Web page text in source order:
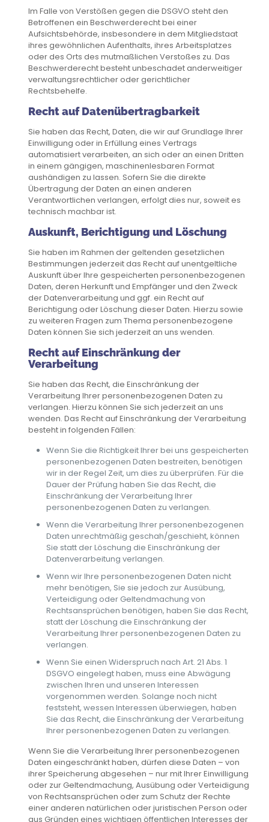
Im Falle von Verstößen gegen die DSGVO steht den
Betroffenen ein Beschwerderecht bei einer
Aufsichtsbehörde, insbesondere in dem Mitgliedstaat
ihres gewöhnlichen Aufenthalts, ihres Arbeitsplatzes
oder des Orts des mutmaßlichen Verstoßes zu. Das
Beschwerderecht besteht unbeschadet anderweitiger
verwaltungsrechtlicher oder gerichtlicher
Rechtsbehelfe.
Recht auf Daten­übertrag­barkeit
Sie haben das Recht, Daten, die wir auf Grundlage Ihrer
Einwilligung oder in Erfüllung eines Vertrags
automatisiert verarbeiten, an sich oder an einen Dritten
in einem gängigen, maschinenlesbaren Format
aushändigen zu lassen. Sofern Sie die direkte
Übertragung der Daten an einen anderen
Verantwortlichen verlangen, erfolgt dies nur, soweit es
technisch machbar ist.
Auskunft, Berichtigung und Löschung
Sie haben im Rahmen der geltenden gesetzlichen
Bestimmungen jederzeit das Recht auf unentgeltliche
Auskunft über Ihre gespeicherten personenbezogenen
Daten, deren Herkunft und Empfänger und den Zweck
der Datenverarbeitung und ggf. ein Recht auf
Berichtigung oder Löschung dieser Daten. Hierzu sowie
zu weiteren Fragen zum Thema personenbezogene
Daten können Sie sich jederzeit an uns wenden.
Recht auf Einschränkung der
Verarbeitung
Sie haben das Recht, die Einschränkung der
Verarbeitung Ihrer personenbezogenen Daten zu
verlangen. Hierzu können Sie sich jederzeit an uns
wenden. Das Recht auf Einschränkung der Verarbeitung
besteht in folgenden Fällen:
Wenn Sie die Richtigkeit Ihrer bei uns gespeicherten
personenbezogenen Daten bestreiten, benötigen
wir in der Regel Zeit, um dies zu überprüfen. Für die
Dauer der Prüfung haben Sie das Recht, die
Einschränkung der Verarbeitung Ihrer
personenbezogenen Daten zu verlangen.
Wenn die Verarbeitung Ihrer personenbezogenen
Daten unrechtmäßig geschah/geschieht, können
Sie statt der Löschung die Einschränkung der
Datenverarbeitung verlangen.
Wenn wir Ihre personenbezogenen Daten nicht
mehr benötigen, Sie sie jedoch zur Ausübung,
Verteidigung oder Geltendmachung von
Rechtsansprüchen benötigen, haben Sie das Recht,
statt der Löschung die Einschränkung der
Verarbeitung Ihrer personenbezogenen Daten zu
verlangen.
Wenn Sie einen Widerspruch nach Art. 21 Abs. 1
DSGVO eingelegt haben, muss eine Abwägung
zwischen Ihren und unseren Interessen
vorgenommen werden. Solange noch nicht
feststeht, wessen Interessen überwiegen, haben
Sie das Recht, die Einschränkung der Verarbeitung
Ihrer personenbezogenen Daten zu verlangen.
Wenn Sie die Verarbeitung Ihrer personenbezogenen
Daten eingeschränkt haben, dürfen diese Daten – von
ihrer Speicherung abgesehen – nur mit Ihrer Einwilligung
oder zur Geltendmachung, Ausübung oder Verteidigung
von Rechtsansprüchen oder zum Schutz der Rechte
einer anderen natürlichen oder juristischen Person oder
aus Gründen eines wichtigen öffentlichen Interesses der